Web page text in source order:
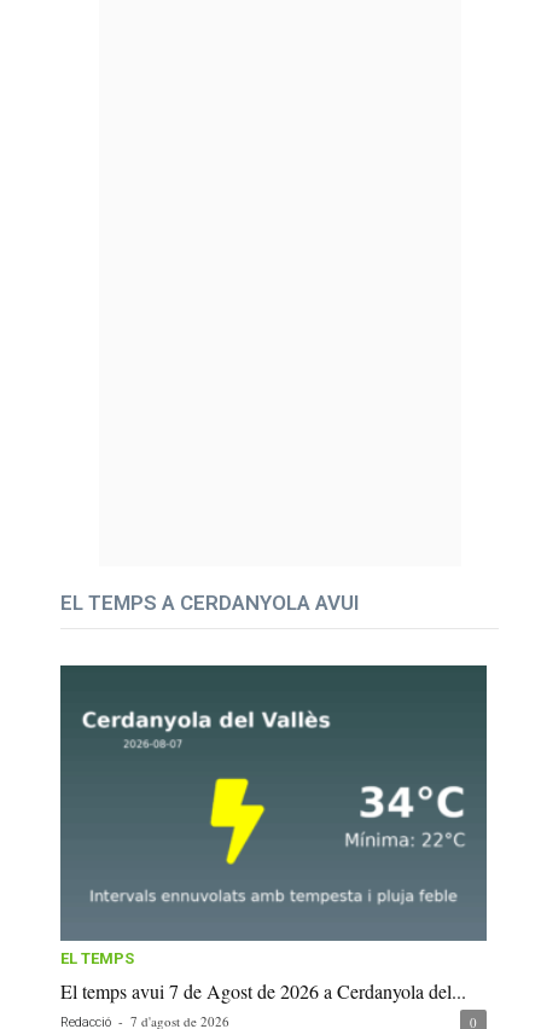
EL TEMPS A CERDANYOLA AVUI
EL TEMPS
El temps avui 7 de Agost de 2026 a Cerdanyola del...
Redacció - 7 d'agost de 2026 0